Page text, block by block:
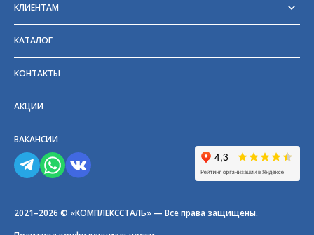
Отзывы
Блог
Партнёры и поставщики
КЛИЕНТАМ
Возврат
Частые вопросы
Прайс-лист
КАТАЛОГ
КОНТАКТЫ
АКЦИИ
ВАКАНСИИ
2021–2026 © «КОМПЛЕКССТАЛЬ» — Все права защищены.